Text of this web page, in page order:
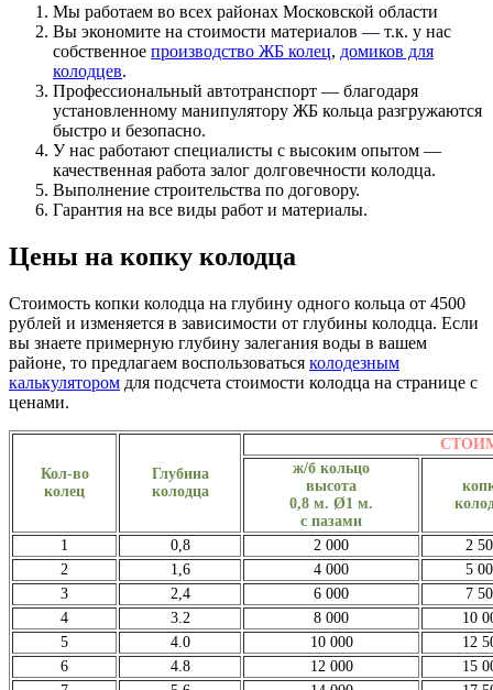
Мы работаем во всех районах Московской области
Вы экономите на стоимости материалов — т.к. у нас
собственное производство ЖБ колец, домиков для
колодцев.
Профессиональный автотранспорт — благодаря
установленному манипулятору ЖБ кольца разгружаются
быстро и безопасно.
У нас работают специалисты с высоким опытом —
качественная работа залог долговечности колодца.
Выполнение строительства по договору.
Гарантия на все виды работ и материалы.
Цены на копку колодца
Стоимость копки колодца на глубину одного кольца от 4500
рублей и изменяется в зависимости от глубины колодца. Если
вы знаете примерную глубину залегания воды в вашем
районе, то предлагаем воспользоваться колодезным
калькулятором для подсчета стоимости колодца на странице с
ценами.
Кол-во
колец
Глубина
колодца
ж/б кольцо
высота
0,8 м. Ø1 м.
с пазами
1 0,8 2 000
2
2
1,6 4 000
5
3
2,4 6 000
7
4
3.2 8 000
10
5
4.0 10 000
12
6
4.8 12 000
15